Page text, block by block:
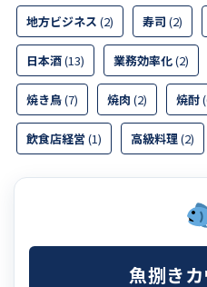
地方ビジネス (2) 寿司 (2)
日本酒(13) 業務効率化(2)
焼き鳥(7) 焼肉 (2) 焼酎
飲食店経営(1) 高級料理(2)
魚捌き